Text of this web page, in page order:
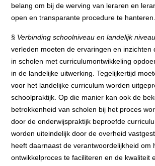
belang om bij de werving van leraren en
open en transparante procedure te hanteren.
§ Verbinding schoolniveau en landelijk
verleden moeten de ervaringen en inzichten
in scholen met curriculumontwikkeling
in de landelijke uitwerking. Tegelijkertijd
voor het landelijke curriculum worden
schoolpraktijk. Op die manier kan ook de
betrokkenheid van scholen bij het proces
door de onderwijspraktijk beproefde
worden uiteindelijk door de overheid
heeft daarnaast de verantwoordelijkheid om
ontwikkelproces te faciliteren en de kwaliteit